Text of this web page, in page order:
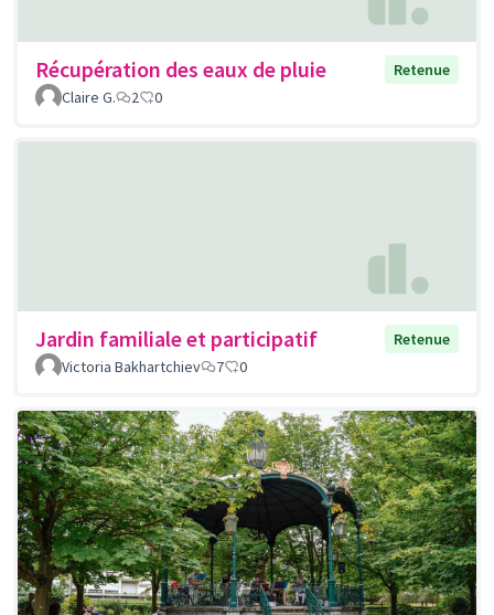
Récupération des eaux de pluie
Retenue
Claire G.
2 0
Jardin familiale et participatif
Retenue
Victoria Bakhartchiev
7 0